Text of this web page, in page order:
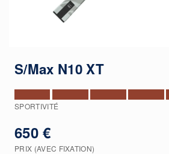
S/Max N10 XT
SPORTIVITÉ
650 €
PRIX (AVEC FIXATION)